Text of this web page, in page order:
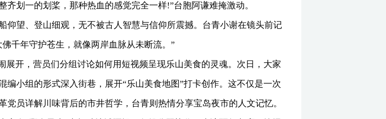
划一的划桨，那种热血的感觉完全一样!”台胞阿谦难掩激动。
仰望、登山细观，无不被古人智慧与信仰所震撼。台青小谢在镜头前记
千年守护苍生，就像两岸血脉从未断流。”
展开，营员们分组讨论如何用短视频呈现乐山美食的灵魂。次日，大家
编小组的形式深入街巷，展开“乐山美食地图”打卡创作。这不仅是一次
员详解川味背后的市井哲学，台青则热情分享宝岛夜市的人文记忆。